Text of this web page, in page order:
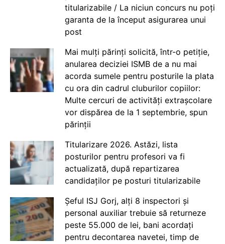
titularizabile / La niciun concurs nu poți
garanta de la început asigurarea unui
post
Mai mulți părinți solicită, într-o petiție,
anularea deciziei ISMB de a nu mai
acorda sumele pentru posturile la plata
cu ora din cadrul cluburilor copiilor:
Multe cercuri de activități extrașcolare
vor dispărea de la 1 septembrie, spun
părinții
Titularizare 2026. Astăzi, lista
posturilor pentru profesori va fi
actualizată, după repartizarea
candidaților pe posturi titularizabile
Șeful ISJ Gorj, alți 8 inspectori și
personal auxiliar trebuie să returneze
peste 55.000 de lei, bani acordați
pentru decontarea navetei, timp de